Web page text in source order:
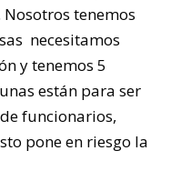
tenemos
necesitamos
y tenemos 5
están para ser
funcionarios,
pone en riesgo la